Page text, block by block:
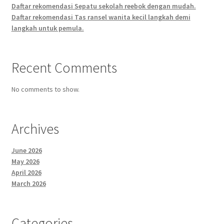
Daftar rekomendasi Sepatu sekolah reebok dengan mudah.
Daftar rekomendasi Tas ransel wanita kecil langkah demi
langkah untuk pemula.
Recent Comments
No comments to show.
Archives
June 2026
May 2026
April 2026
March 2026